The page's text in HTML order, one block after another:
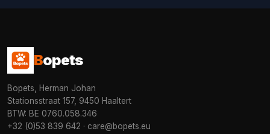
Bopets
Bopets, Herman Johan
Stationsstraat 157, 9450 Haaltert
BTW: BE 0760.058.346
+32 (0)53 839 642 · care@bopets.eu